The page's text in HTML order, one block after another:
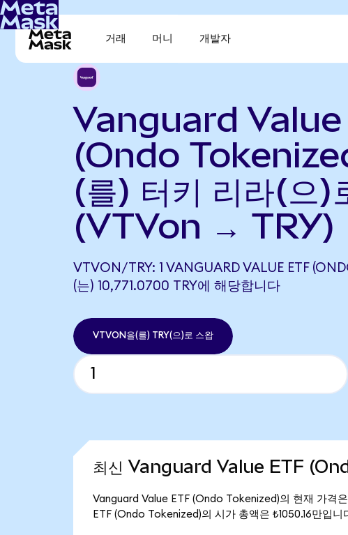
거래 머니 개발자
Vanguard Value
(Ondo
(를) 터키 리라(으)
(VTVon → TRY)
VTVON/TRY: 1 VANGUARD VALUE ETF
(는) 10,771.0700 TRY에 해당합니다
VTVON을(를) TRY(으)로 스왑
최신 Vanguard Value ETF
Vanguard Value ETF (Ondo Tokenized)의 현재 가격
ETF (Ondo Tokenized)의 시가 총액은 ₺1050.16만입니